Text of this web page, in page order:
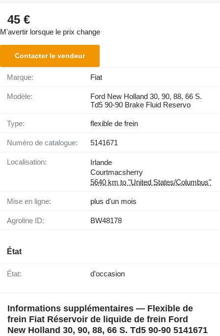
45 €
M'avertir lorsque le prix change
Contacter le vendeur
Marque: Fiat
Modèle:
Ford New Holland 30, 90, 88, 66 S.
Td5 90-90 Brake Fluid Reservo
Type: flexible de frein
Numéro de catalogue: 5141671
Localisation:
Irlande
Courtmacsherry
5640 km to "United States/Columbus"
Mise en ligne: plus d'un mois
Agroline ID: BW48178
État
État: d'occasion
Informations supplémentaires — Flexible de
frein Fiat Réservoir de liquide de frein Ford
New Holland 30, 90, 88, 66 S. Td5 90-90 5141671